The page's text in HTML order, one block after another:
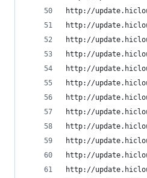
http://
http://
http://
http://
http://
http://
http://
http://
http://
http://
http://
http://